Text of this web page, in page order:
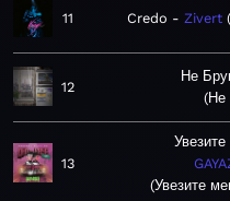
11 Credo Zivert
12
Не
Не
13
Увезите